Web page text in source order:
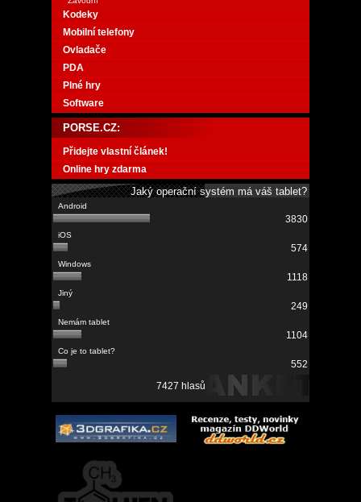
Kodeky
Mobilní telefony
Ovladače
PDA
Plné hry
Software
PORSE.CZ:
Přidejte vlastní článek!
Online hry zdarma
Jaký operační systém má váš tablet?
3830
574
1118
249
1104
552
7427 hlasů